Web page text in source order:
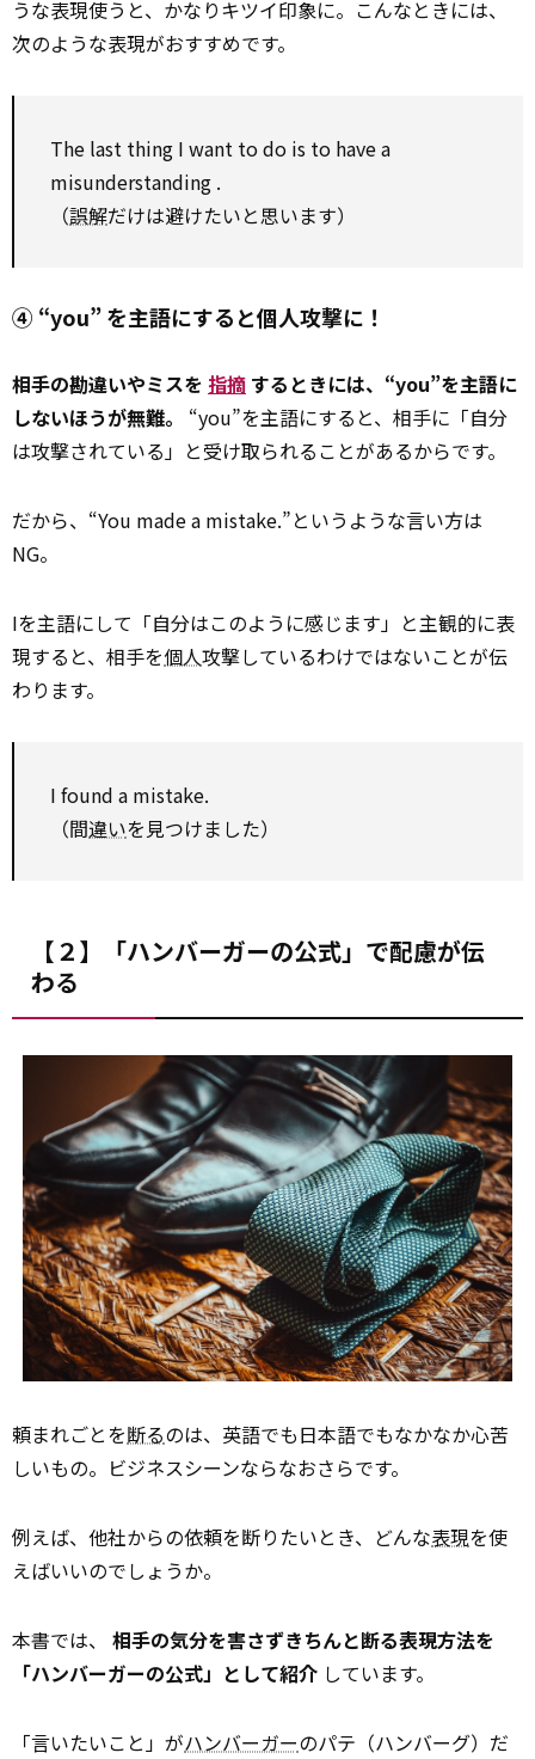
うな表現使うと、かなりキツイ印象に。こんなときには、
次のような表現がおすすめです。
The last thing I want todo is to have a
misunderstanding .
（誤解だけは避けたいと思います）
④ “you” を主語にすると個人攻撃に！
相手の勘違いやミスを 指摘 するときには、“you”を主語に
しないほうが無難。
“you”を主語にすると、相手に「自分
は攻撃されている」と受け取られることがあるからです。
だから、“You made a mistake.”というような言い方は
NG。
Iを主語にして「自分はこのように感じます」と主観的に表
現すると、相手を個人攻撃しているわけではないことが伝
わります。
I found a mistake.
（間違いを見つけました）
【２】「ハンバーガーの公式」で配慮が伝
わる
頼まれごとを断るのは、英語でも日本語でもなかなか心苦
しいもの。ビジネスシーンならなおさらです。
例えば、他社からの依頼を断りたいとき、どんな表現を使
えばいいのでしょうか。
本書では、 相手の気分を害さずきちんと断る表現方法を
「ハンバーガーの公式」として紹介 しています。
「言いたいこと」がハンバーガーのパテ（ハンバーグ）だ